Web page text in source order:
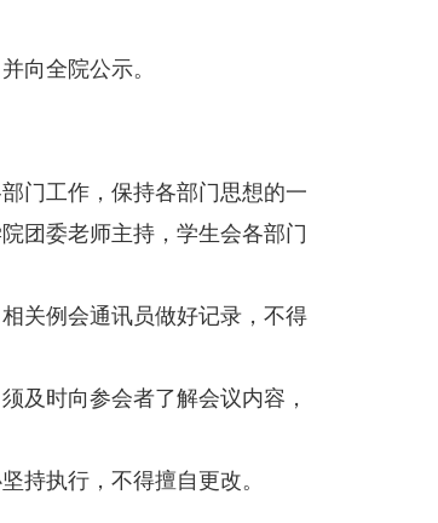
向全院公示。
门工作，保持各部门思想的一
团委老师主持，学生会各部门
关例会通讯员做好记录，不得
时向参会者了解会议内容，
执行，不得擅自更改。